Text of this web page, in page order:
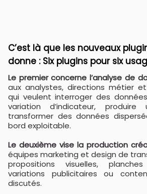
C’est là que les nouveaux
donne : Six plugins pour six
Le premier concerne l’analyse de
aux analystes, directions métier
qui veulent interroger des
variation d’indicateur,
transformer des données
bord exploitable.
Le deuxième vise la production
équipes marketing et design de
propositions visuelles,
variations publicitaires ou
discutés.